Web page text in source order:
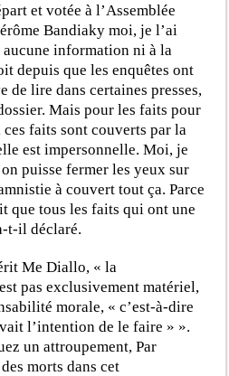
et votée à l’Assemblée
Bandiaky moi, je l’ai
information ni à la
depuis que les enquêtes ont
de lire dans certaines presses,
Mais pour les faits pour
faits sont couverts par la
est impersonnelle. Moi, je
puisse fermer les yeux sur
à couvert tout ça. Parce
que tous les faits qui ont une
t-il déclaré.
Me Diallo, « la
pas exclusivement matériel,
morale, « c’est-à-dire
l’intention de le faire » ».
un attroupement, Par
morts dans cet